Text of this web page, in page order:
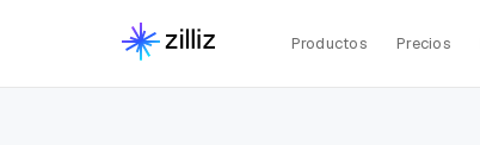
Productos Precios